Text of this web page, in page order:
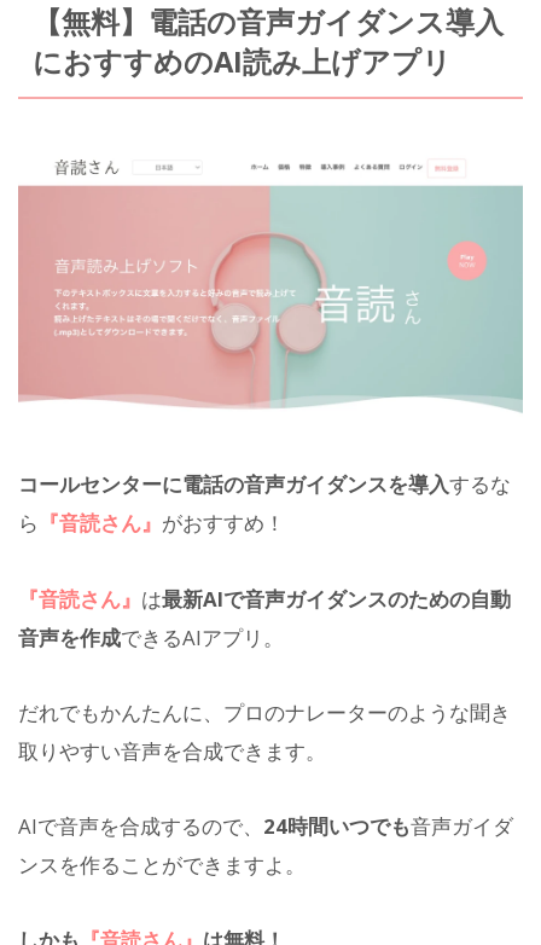
【無料】電話の音声ガイダンス導入
におすすめのAI読み上げアプリ
コールセンターに電話の音声ガイダンスを導入するな
ら 『音読さん』 がおすすめ！
『音読さん』 は最新AIで音声ガイダンスのための自動
音声を作成できるAIアプリ。
だれでもかんたんに、プロのナレーターのような聞き
取りやすい音声を合成できます。
AIで音声を合成するので、 24時間いつでも音声ガイダ
ンスを作ることができますよ。